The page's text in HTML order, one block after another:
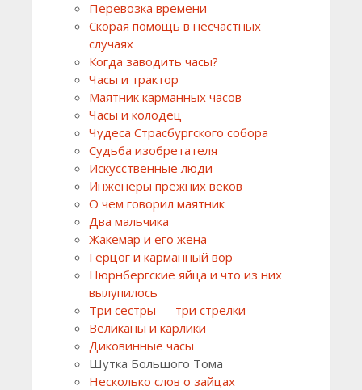
Перевозка времени
Скорая помощь в несчастных
случаях
Когда заводить часы?
Часы и трактор
Маятник карманных часов
Часы и колодец
Чудеса Страсбургского собора
Судьба изобретателя
Искусственные люди
Инженеры прежних веков
О чем говорил маятник
Два мальчика
Жакемар и его жена
Герцог и карманный вор
Нюрнбергские яйца и что из них
вылупилось
Три сестры — три стрелки
Великаны и карлики
Диковинные часы
Шутка Большого Тома
Несколько слов о зайцах